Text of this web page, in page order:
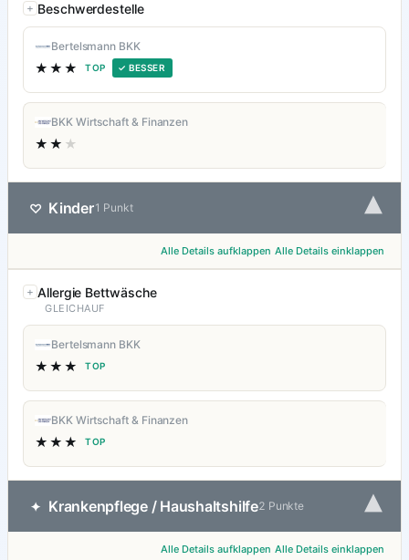
Beschwerdestelle
Bertelsmann BKK
★★★ TOP ✓ BESSER
BKK Wirtschaft & Finanzen
★★ ★
♡ Kinder1 Punkt ▾
Alle Details aufklappen Alle Details einklappen
Allergie Bettwäsche
GLEICHAUF
Bertelsmann BKK
★★★ TOP
BKK Wirtschaft & Finanzen
★★★ TOP
✦ Krankenpflege / Haushaltshilfe2 Punkte ▾
Alle Details aufklappen Alle Details einklappen